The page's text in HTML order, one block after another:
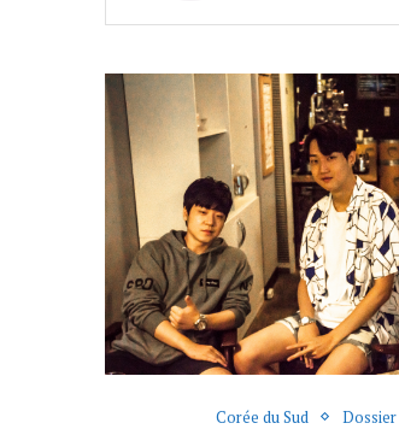
Corée du Sud Dossier